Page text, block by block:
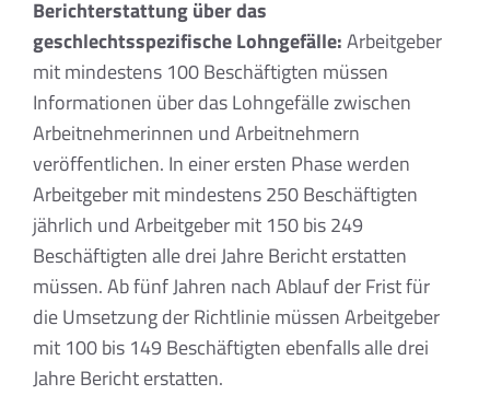
Berichterstattung über das
geschlechtsspezifische Lohngefälle:Arbeitgeber
mit mindestens 100 Beschäftigten müssen
Informationen über das Lohngefälle zwischen
Arbeitnehmerinnen und Arbeitnehmern
veröffentlichen. In einer ersten Phase werden
Arbeitgeber mit mindestens 250 Beschäftigten
jährlich und Arbeitgeber mit 150 bis 249
Beschäftigten alle drei Jahre Bericht erstatten
müssen. Ab fünf Jahren nach Ablauf der Frist für
die Umsetzung der Richtlinie müssen Arbeitgeber
mit 100 bis 149 Beschäftigten ebenfalls alle drei
Jahre Bericht erstatten.